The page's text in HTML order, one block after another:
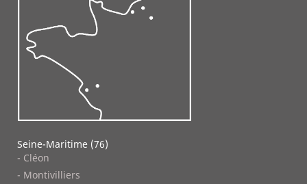
Seine-Maritime (76)
- Cléon
- Montivilliers